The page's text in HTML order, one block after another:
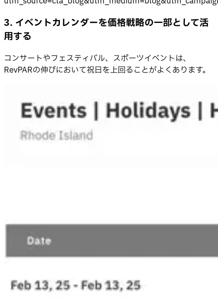
3. イベントカレンダーを価格戦略の一部として活
用する
コンサートやフェスティバル、スポーツイベントは、
RevPARの伸びにおいて祝日を上回ることがよくあります。